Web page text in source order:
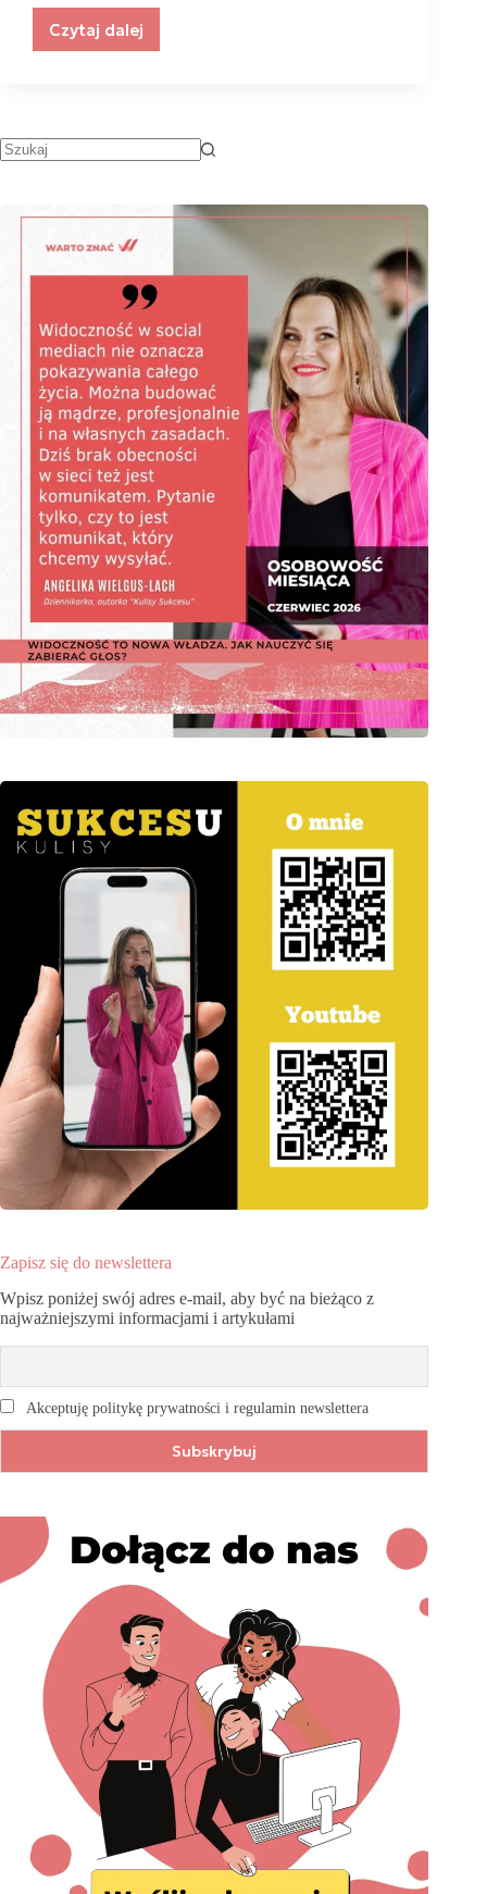
Czytaj dalej
Gala
Święto
kreatywności
Zapisz się do newslettera
Wpisz poniżej swój adres e-mail, aby być na bieżąco z
najważniejszymi informacjami i artykułami
Akceptuję politykę prywatności i regulamin newslettera